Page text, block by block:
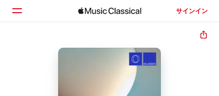
サインイン